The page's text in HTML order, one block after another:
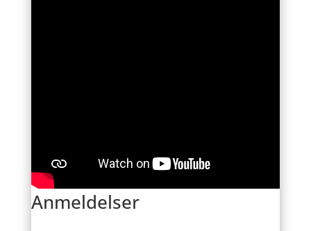
Anmeldelser